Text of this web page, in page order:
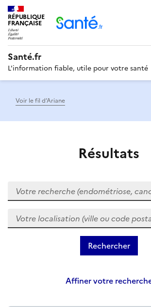
RÉPUBLIQUE
FRANÇAISE
Santé.fr
L'information fiable, utile pour votre santé
Voir le fil d’Ariane
Résultats
Votre recherche (endométriose, cancer,
Votre localisation (ville ou code postal)
Affiner votre